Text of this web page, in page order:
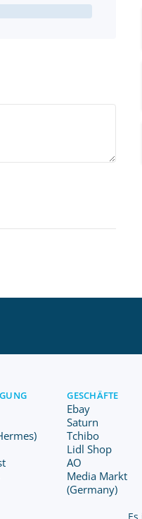
GESCHÄFTE
Ebay
Saturn
Tchibo
Lidl Shop
AO
Media Markt
(Germany)